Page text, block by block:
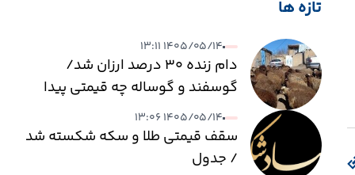
جستجو
تازه ها
۱۴۰۵/۰۵/۱۴ ۱۳:۱۱
دام زنده ۳۰ درصد ارزان شد/
گوسفند و گوساله چه قیمتی پیدا
کرد؟
۱۴۰۵/۰۵/۱۴ ۱۳:۰۶
سقف قیمتی طلا و سکه شکسته شد
/ جدول